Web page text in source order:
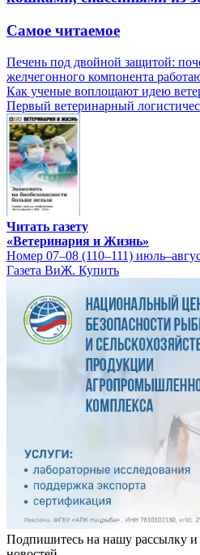
Самое читаемое
Печень под двойной защитой:
желчегонного компонента
Как ученые воплощают идею
Первый ветеринарный
Читать газету
«Ветеринария и Жизнь»
Номер 07–08 (110–111)
Газета ВиЖ. Купить
Подпишитесь на нашу рассылку и